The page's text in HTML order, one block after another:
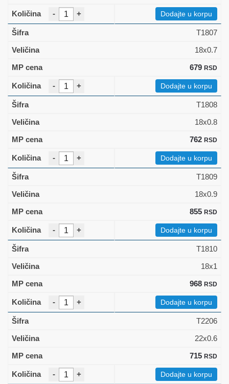
- + Dodajte u korpu
T1807
18x0.7
679 RSD
- + Dodajte u korpu
T1808
18x0.8
762 RSD
- + Dodajte u korpu
T1809
18x0.9
855 RSD
- + Dodajte u korpu
T1810
18x1
968 RSD
- + Dodajte u korpu
T2206
22x0.6
715 RSD
- + Dodajte u korpu